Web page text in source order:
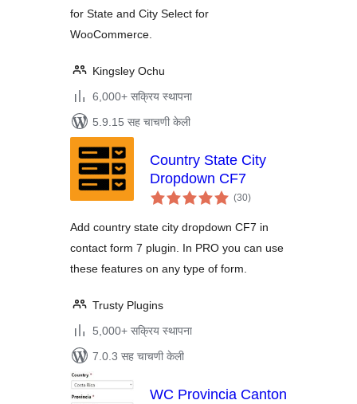
for State and City Select for
WooCommerce.
Kingsley Ochu
6,000+ सक्रिय स्थापना
5.9.15 सह चाचणी केली
Country State City
Dropdown CF7
(30एकूण
मूल्यांकन
)
Add country state city dropdown CF7 in
contact form 7 plugin. In PRO you can use
these features on any type of form.
Trusty Plugins
5,000+ सक्रिय स्थापना
7.0.3 सह चाचणी केली
WC Provincia Canton